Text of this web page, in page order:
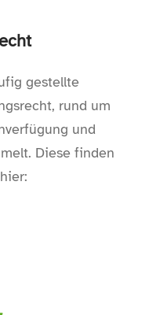
gestellte
rund um
und
Diese finden